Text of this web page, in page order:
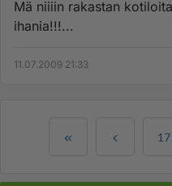
Mä niiiin rakastan
ihania!!!...
11.07.2009 21:33
17